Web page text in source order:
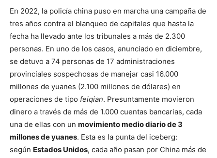
En 2022, la policía china puso en marcha una campaña de
tres años contra el blanqueo de capitales que hasta la
fecha ha llevado ante los tribunales a más de 2.300
personas. En uno de los casos, anunciado en diciembre,
se detuvo a 74 personas de 17 administraciones
provinciales sospechosas de manejar casi 16.000
millones de yuanes (2.100 millones de dólares) en
operaciones de tipo feiqian. Presuntamente movieron
dinero a través de más de 1.000 cuentas bancarias, cada
una de ellas con un movimiento medio diario de 3
millones de yuanes. Esta es la punta del iceberg:
según Estados Unidos, cada año pasan por China más de